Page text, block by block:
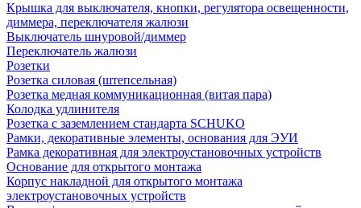
Крышка для выключателя, кнопки, регулятора освещенности,
диммера, переключателя жалюзи
Выключатель шнуровой/диммер
Переключатель жалюзи
Розетки
Розетка силовая (штепсельная)
Розетка медная коммуникационная (витая пара)
Колодка удлинителя
Розетка с заземлением стандарта SCHUKO
Рамки, декоративные элементы, основания для ЭУИ
Рамка декоративная для электроустановочных устройств
Основание для открытого монтажа
Корпус накладной для открытого монтажа
электроустановочных устройств